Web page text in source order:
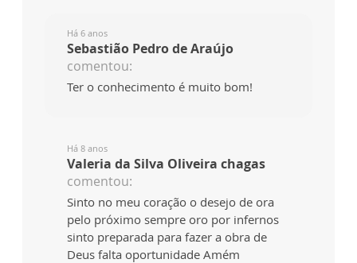
Há 6 anos
Sebastião Pedro de Araújo
comentou:
Ter o conhecimento é muito bom!
Há 8 anos
Valeria da Silva Oliveira chagas
comentou:
Sinto no meu coração o desejo de ora
pelo próximo sempre oro por infernos
sinto preparada para fazer a obra de
Deus falta oportunidade Amém